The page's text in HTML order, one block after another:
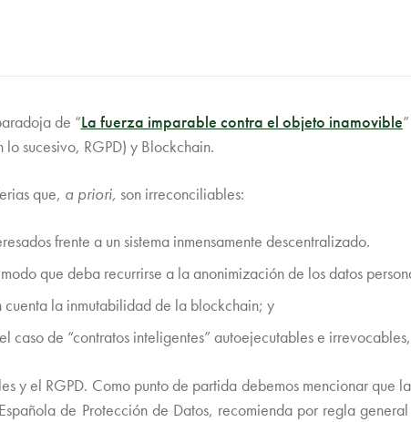
de “La fuerza imparable contra el objeto inamovible
sucesivo, RGPD) y Blockchain.
que, a priori, son irreconciliables:
frente a un sistema inmensamente descentralizado.
que deba recurrirse a la anonimización de los datos
la inmutabilidad de la blockchain; y
de “contratos inteligentes” autoejecutables e
y el RGPD. Como punto de partida debemos mencionar que
de Protección de Datos, recomienda por regla